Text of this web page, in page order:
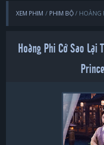
XEM PHIM PHIM BỘ HOÀNG
Hoàng Phi Cớ Sao